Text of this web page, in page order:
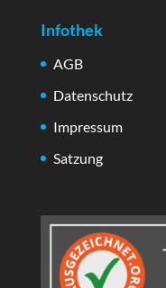
Infothek
AGB
Datenschutz
Impressum
Satzung